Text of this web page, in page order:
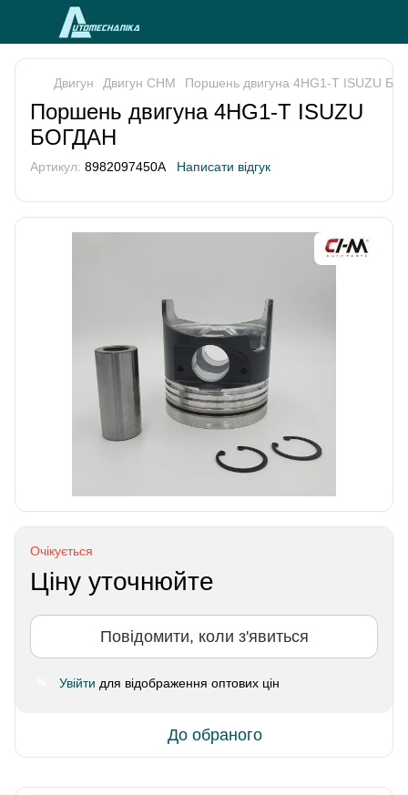
Двигун Двигун CHM Поршень двигуна 4HG1-T ISUZU
Поршень двигуна 4HG1-T ISUZU
БОГДАН
Артикул: 8982097450A Написати відгук
Очікується
Ціну уточнюйте
Повідомити, коли з'явиться
Увійти для відображення оптових цін
До обраного